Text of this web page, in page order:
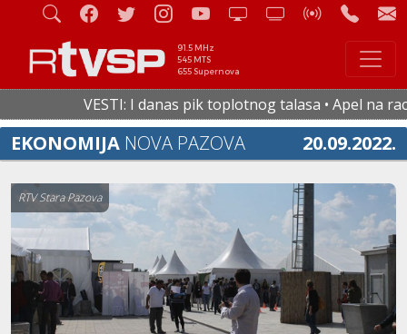
91.5 MHz
545 MTS
655 Supernova
VESTI: I danas pik toplotnog talasa • Apel na
EKONOMIJA NOVA PAZOVA 20.09.2022.
RTV Stara Pazova